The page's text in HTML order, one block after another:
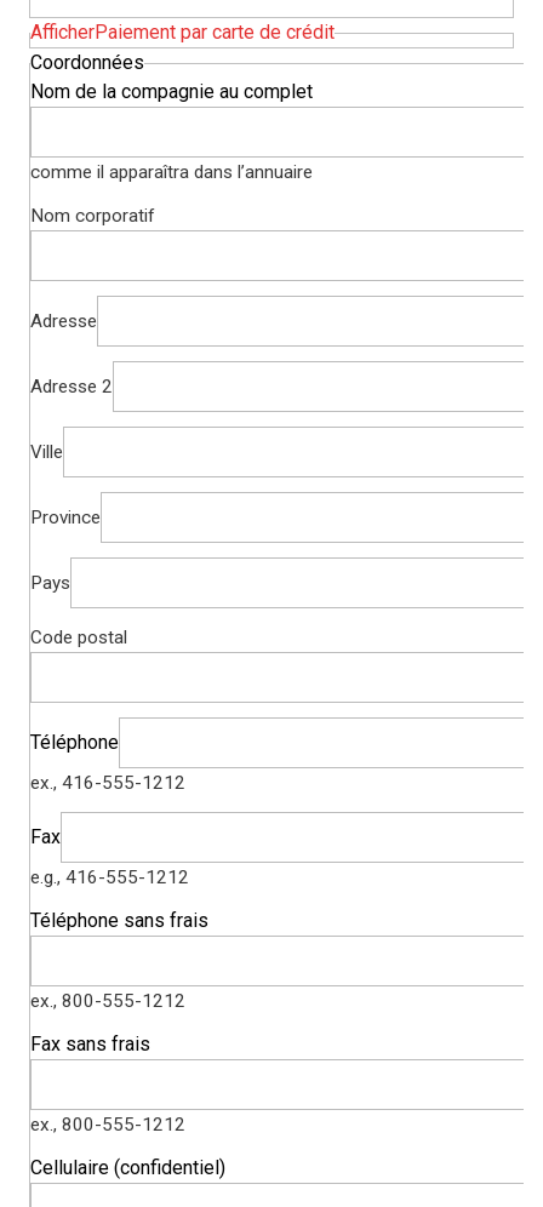
AfficherPaiement par carte de crédit
Coordonnées
Nom de la compagnie au complet
comme il apparaîtra dans l’annuaire
Nom corporatif
Adresse
Adresse 2
Ville
Province
Pays
Code postal
Téléphone
ex., 416-555-1212
Fax
e.g., 416-555-1212
Téléphone sans frais
ex., 800-555-1212
Fax sans frais
ex., 800-555-1212
Cellulaire (confidentiel)